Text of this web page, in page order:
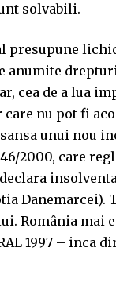
solvabili.
presupune
anumite
cea de a lua
nu pot fi
unui nou
2000, care
România mai
1997 – inca